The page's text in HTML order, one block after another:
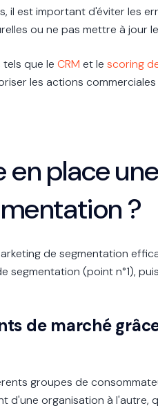
il est important d'éviter les
ou ne pas mettre à jour
que le CRM et le scoring
les actions commerciales
place
?
de segmentation
segmentation (point n°1),
de marché
groupes de
organisation à l'autre,